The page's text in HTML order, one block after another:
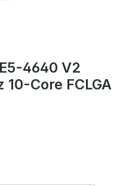
4640 V2
Core FCLGA